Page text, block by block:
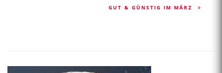
GUT & GÜNSTIG IM MÄRZ